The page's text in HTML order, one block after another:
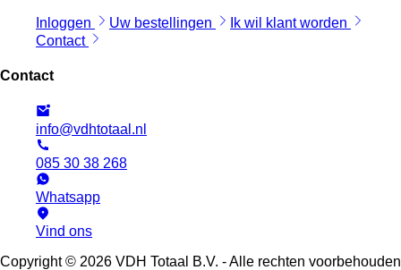
Inloggen Uw bestellingen
Ik wil klant worden
Contact
Contact
info@vdhtotaal.nl
085 30 38 268
Whatsapp
Vind ons
Copyright © 2026 VDH Totaal B.V. - Alle rechten voorbehouden